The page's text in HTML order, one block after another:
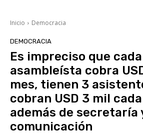
Inicio Democracia
DEMOCRACIA
Es impreciso que cada
asambleísta cobra
mes, tienen 3
cobran USD 3 mil
además de secretaría
comunicación